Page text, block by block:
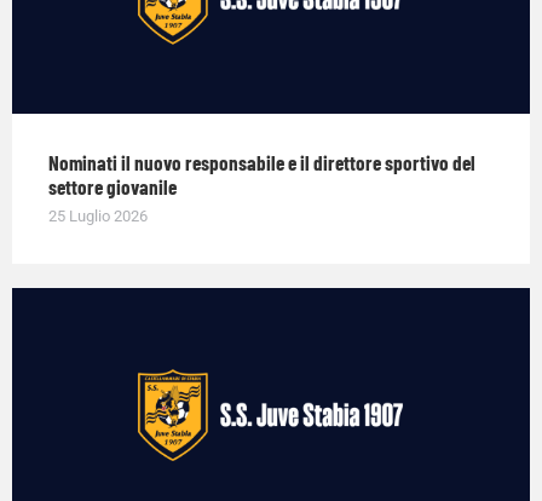
Nominati il nuovo responsabile e il direttore sportivo del
settore giovanile
25 Luglio 2026